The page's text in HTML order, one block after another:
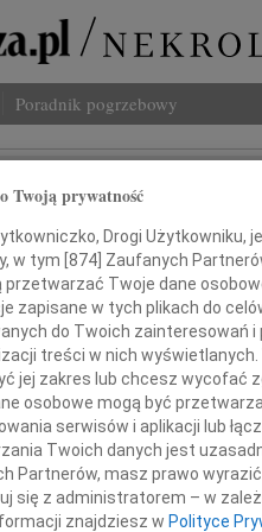
Poradnik pogrzebowy
Lech Jacuński
Bydgoszcz
09.03.2011
Z głębokim żalem przyjęliśmy
w dniu 7 marca 2011
prof. dr. hab.
Twoją prywatność
Drogi Użytkowniku,
w tym [ 874 ] Zaufanych
przetwarzać Twoje dane
zapisane w tych plikach do
do Twoich zainteresowań
treści w nich
jej zakres lub chcesz wycofać
osobowe mogą być
serwisów i aplikacji lub
Twoich danych jest
Partnerów, masz prawo
się z administratorem – w
znajdziesz w Polityce